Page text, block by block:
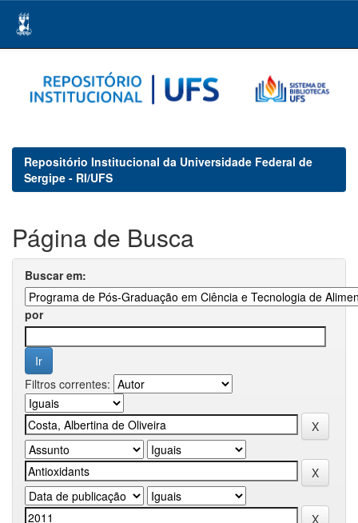
navigation
Repositório Institucional da Universidade Federal de
Sergipe - RI/UFS
Página de Busca
Buscar em:
por
Filtros correntes: